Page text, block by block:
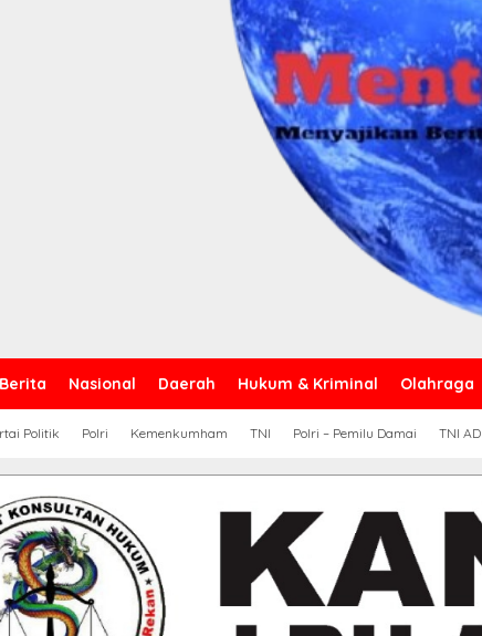
Berita Nasional Daerah Hukum & Kriminal Olahraga
Politik Polri Kemenkumham TNI Polri – Pemilu Damai TNI AD